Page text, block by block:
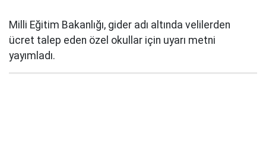
Milli Eğitim Bakanlığı, gider adı altında velilerden
ücret talep eden özel okullar için uyarı metni
yayımladı.